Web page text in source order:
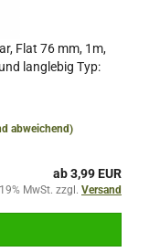
Flat 76 mm, 1m,
langlebig Typ:
abweichend)
ab 3,99 EUR
MwSt. zzgl. Versand